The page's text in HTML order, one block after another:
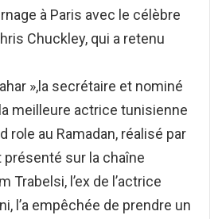
à Paris avec le célèbre
Chuckley, qui a retenu
»,la secrétaire et nominé
meilleure actrice tunisienne
role au Ramadan, réalisé par
présenté sur la chaîne
Trabelsi, l’ex de l’actrice
l’a empêchée de prendre un